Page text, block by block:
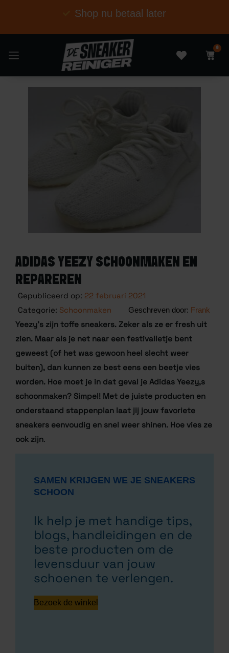
Shop nu betaal later
0
ADIDAS YEEZY SCHOONMAKEN EN
REPAREREN
Gepubliceerd op: 22 februari 2021
Categorie: Schoonmaken
Frank
Yeezy’s zijn toffe sneakers. Zeker als ze er fresh uit
zien. Maar als je net naar een festivalletje bent
geweest (of het was gewoon heel slecht weer
buiten), dan kunnen ze best eens een beetje vies
worden. Hoe moet je in dat geval je Adidas Yeezy,s
schoonmaken? Simpel! Met de juiste producten en
onderstaand stappenplan laat jij jouw favoriete
sneakers eenvoudig en snel weer shinen. Hoe vies ze
SAMEN KRIJGEN WE JE
Ik help je met handige tips,
blogs, handleidingen en de
beste producten om de
levensduur van jouw
schoenen te verlengen.